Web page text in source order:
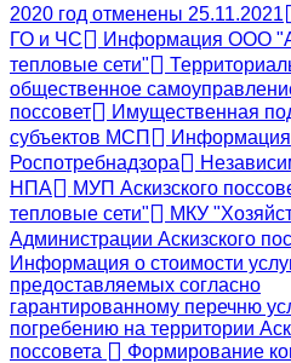
2020 год отменены 25.11.2021
ГО и ЧС
Информация ООО
тепловые сети"
общественное
поссовет
Имущественная
субъектов МСП
Информация
Роспотребнадзора
НПА
МУП Аскизского
тепловые сети"
МКУ
Администрации Аскизского
Информация о стоимости
предоставляемых согласно
гарантированному перечню
погребению на территории
поссовета
Формирование